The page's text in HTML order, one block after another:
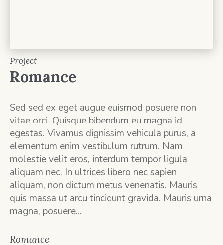
Project
Romance
Sed sed ex eget augue euismod posuere non
vitae orci. Quisque bibendum eu magna id
egestas. Vivamus dignissim vehicula purus, a
elementum enim vestibulum rutrum. Nam
molestie velit eros, interdum tempor ligula
aliquam nec. In ultrices libero nec sapien
aliquam, non dictum metus venenatis. Mauris
quis massa ut arcu tincidunt gravida. Mauris urna
magna, posuere...
Romance